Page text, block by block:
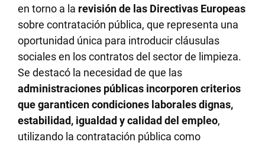
en torno a la revisión de las Directivas Europeas
sobre contratación pública, que representa una
oportunidad única para introducir cláusulas
sociales en los contratos del sector de limpieza.
Se destacó la necesidad de que las
administraciones públicas incorporen criterios
que garanticen condiciones laborales dignas,
estabilidad, igualdad y calidad del empleo,
utilizando la contratación pública como